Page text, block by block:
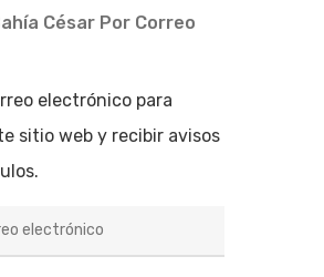
César Por Correo
electrónico para
sitio web y recibir avisos